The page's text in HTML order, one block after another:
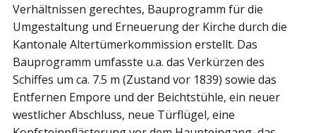
Verhältnissen gerechtes, Bauprogramm für die
Umgestaltung und Erneuerung der Kirche durch die
Kantonale Altertümerkommission erstellt. Das
Bauprogramm umfasste u.a. das Verkürzen des
Schiffes um ca. 7.5 m (Zustand vor 1839) sowie das
Entfernen Empore und der Beichtstühle, ein neuer
westlicher Abschluss, neue Türflügel, eine